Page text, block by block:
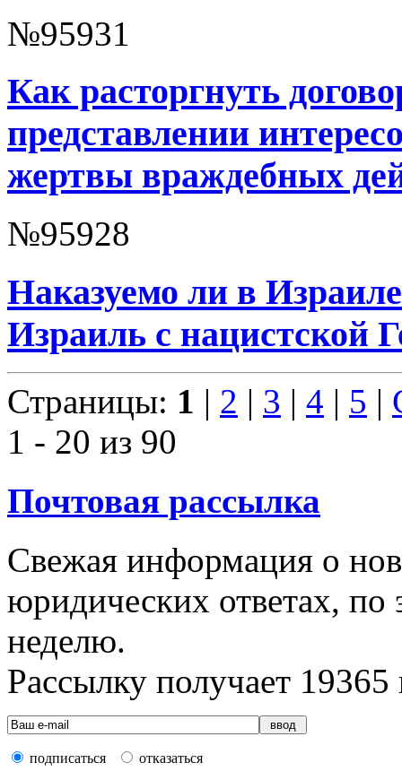
№95931
Как расторгнуть
представлении
жертвы враждебных
№95928
Наказуемо ли в
Израиль с нацистской
Страницы: 1 | 2 | 3 | 4 | 5 |
1 - 20 из 90
Почтовая рассылка
Свежая информация о
юридических ответах, по
неделю.
Рассылку получает 19365
подписаться отказаться